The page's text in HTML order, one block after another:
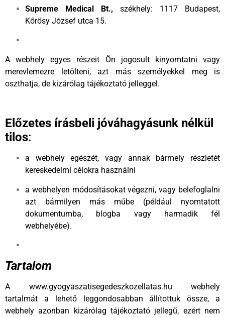
Supreme Medical Bt., székhely: 1117 Budapest,
Kőrösy József utca 15.
A webhely egyes részeit Ön jogosult kinyomtatni vagy
merevlemezre letölteni, azt más személyekkel meg is
oszthatja, de kizárólag tájékoztató jelleggel.
Előzetes írásbeli jóváhagyásunk nélkül
tilos:
a webhely egészét, vagy annak bármely részletét
kereskedelmi célokra használni
a webhelyen módosításokat végezni, vagy belefoglalni
azt bármilyen más műbe (például nyomtatott
dokumentumba, blogba vagy harmadik fél
webhelyébe).
Tartalom
A www.gyogyaszatisegedeszkozellatas.hu webhely
tartalmát a lehető leggondosabban állítottuk össze, a
webhely azonban kizárólag tájékoztató jellegű, ezért nem